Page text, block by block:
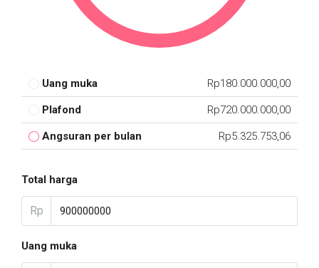
Uang muka Rp180.000.000,00
Plafond Rp720.000.000,00
Angsuran per bulan Rp5.325.753,06
Total harga
Rp
Uang muka